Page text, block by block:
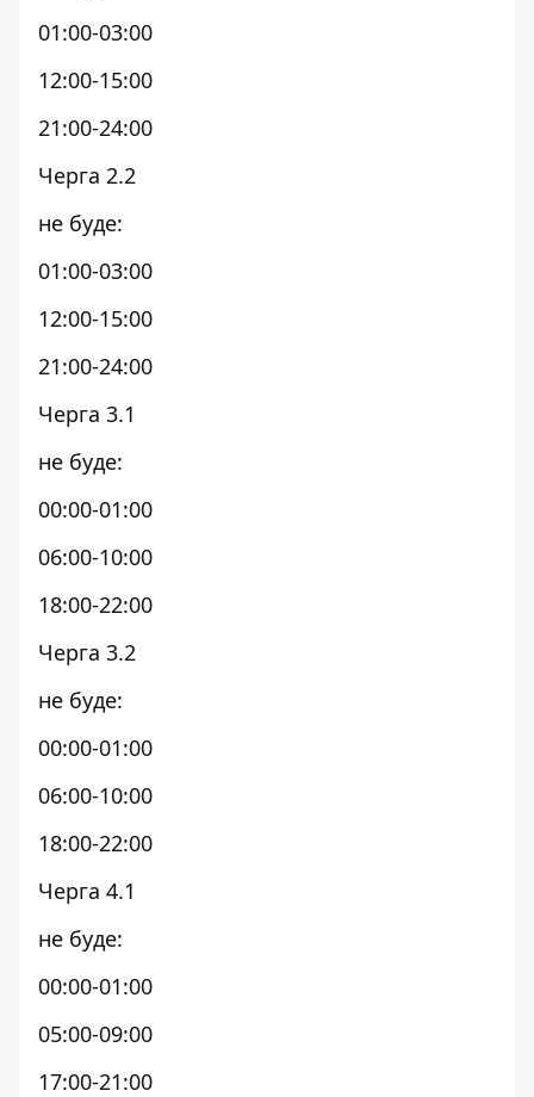
01:00-03:00
12:00-15:00
21:00-24:00
Черга 2.2
не буде:
01:00-03:00
12:00-15:00
21:00-24:00
Черга 3.1
не буде:
00:00-01:00
06:00-10:00
18:00-22:00
Черга 3.2
не буде:
00:00-01:00
06:00-10:00
18:00-22:00
Черга 4.1
не буде:
00:00-01:00
05:00-09:00
17:00-21:00